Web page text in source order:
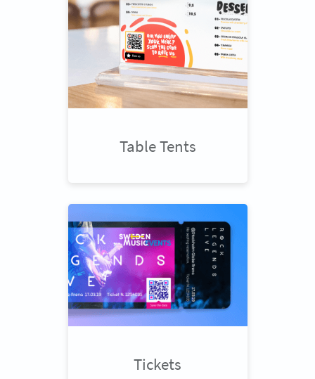
Table Tents
Tickets